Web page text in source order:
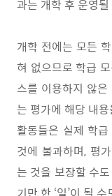
과는 개학 후 운영
개학 전에는 모든
혀 없으므로 학급
스를 이용하지 않
는 평가에 해당 내
활동들은 실제 학
것에 불과하며, 평
는 것을 보장할 수